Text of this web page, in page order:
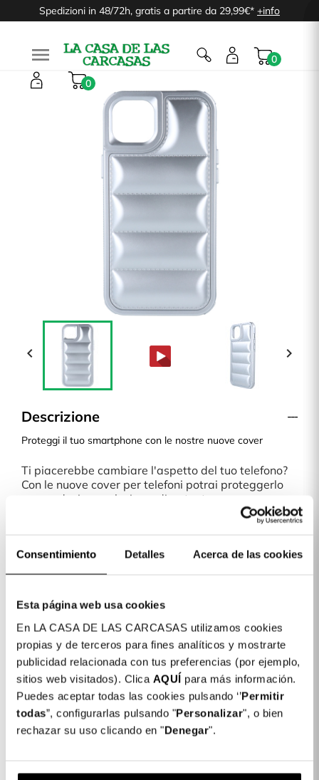
Consentimiento Detalles Acerca de las cookies
Esta página web usa cookies
En LA CASA DE LAS CARCASAS utilizamos cookies
propias y de terceros para fines analíticos y mostrarte
publicidad relacionada con tus preferencias (por ejemplo,
sitios web visitados). Clica AQUÍ para más información.
Puedes aceptar todas las cookies pulsando ‘’Permitir
todas”, configurarlas pulsando "Personalizar", o bien
rechazar su uso clicando en "Denegar".
Spedizioni in 48/72h, gratis a partire da 29,99€* +info

0
0
 
Descrizione
Proteggi il tuo smartphone con le nostre nuove cover
Ti piacerebbe cambiare l'aspetto del tuo telefono?
Con le nuove cover per telefoni potrai proteggerlo
con un design esclusivo e divertente.
È una cover sottile, che non aggiunge peso o
spessore al tuo smartphone. Qualsiasi fantasia o
Spedizioni in 24/48 ore
A La Casa de las Carcasas abbiamo diversi metodi
Apple Pay, Google Pay, Klarna (quest'ultimo per
acquisti superiori a 30€).
Dettagli del prodotto
Colore: Argento
COLORES DISPONIBLES
Argento